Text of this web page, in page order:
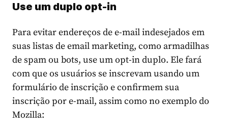
Use um duplo opt-in
Para evitar endereços de e-mail indesejados em
suas listas de email marketing, como armadilhas
de spam ou bots, use um opt-in duplo. Ele fará
com que os usuários se inscrevam usando um
formulário de inscrição e confirmem sua
inscrição por e-mail, assim como no exemplo do
Mozilla: